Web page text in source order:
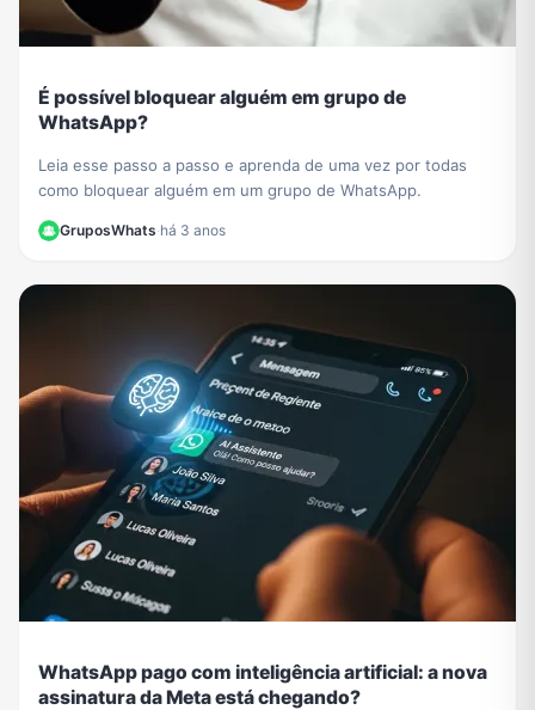
É possível bloquear alguém em grupo de
WhatsApp?
Leia esse passo a passo e aprenda de uma vez por todas
como bloquear alguém em um grupo de WhatsApp.
GruposWhats·há 3 anos
WhatsApp pago com inteligência artificial: a nova
assinatura da Meta está chegando?